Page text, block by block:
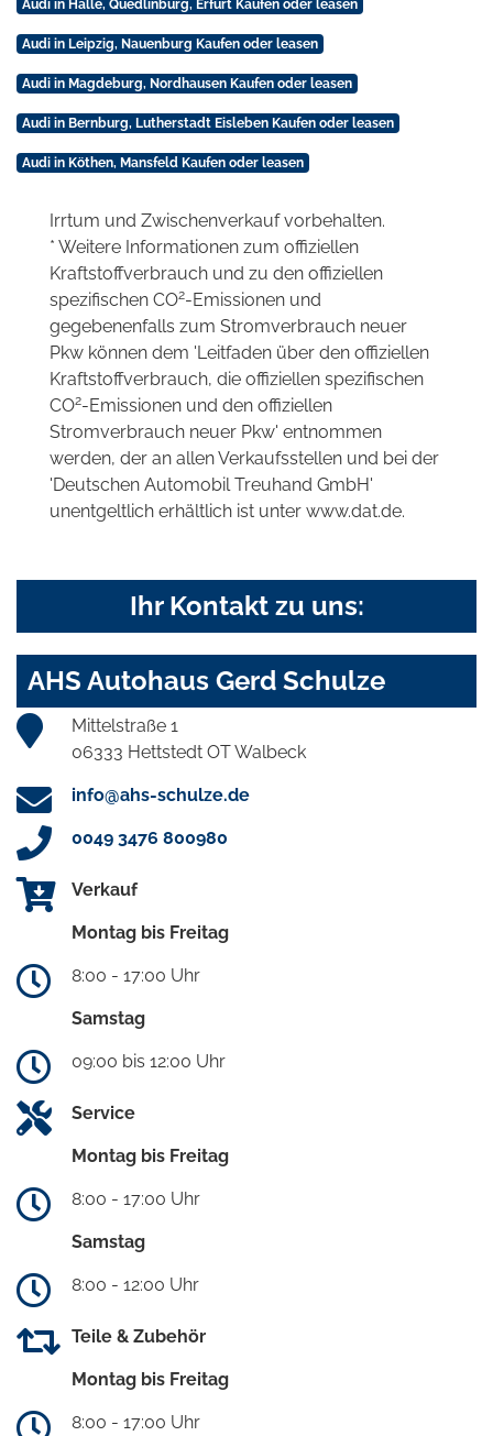
Audi in Halle, Quedlinburg, Erfurt Kaufen oder leasen
Audi in Leipzig, Nauenburg Kaufen oder leasen
Audi in Magdeburg, Nordhausen Kaufen oder leasen
Audi in Bernburg, Lutherstadt Eisleben Kaufen oder leasen
Audi in Köthen, Mansfeld Kaufen oder leasen
Irrtum und Zwischenverkauf vorbehalten.
* Weitere Informationen zum offiziellen
Kraftstoffverbrauch und zu den offiziellen
spezifischen CO2-Emissionen und
gegebenenfalls zum Stromverbrauch neuer
Pkw können dem 'Leitfaden über den offiziellen
Kraftstoffverbrauch, die offiziellen spezifischen
CO2-Emissionen und den offiziellen
Stromverbrauch neuer Pkw' entnommen
werden, der an allen Verkaufsstellen und bei der
'Deutschen Automobil Treuhand GmbH'
unentgeltlich erhältlich ist unter www.dat.de.
Ihr Kontakt zu uns:
AHS Autohaus Gerd Schulze
Mittelstraße 1
06333 Hettstedt OT Walbeck
info@ahs-schulze.de
0049 3476 800980
Verkauf
Montag bis Freitag
8:00 - 17:00 Uhr
Samstag
09:00 bis 12:00 Uhr
Service
Montag bis Freitag
8:00 - 17:00 Uhr
Samstag
8:00 - 12:00 Uhr
Teile & Zubehör
Montag bis Freitag
8:00 - 17:00 Uhr